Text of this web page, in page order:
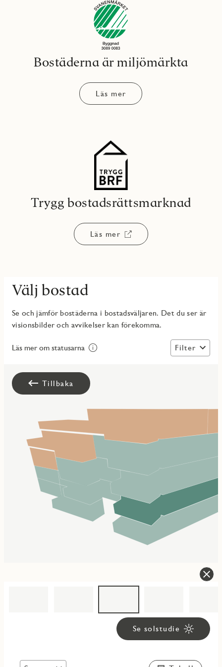
Bostäderna är miljömärkta
Läs mer
Trygg bostadsrättsmarknad
Läs mer
Välj bostad
Se och jämför bostäderna i bostadsväljaren. Det du ser är
visionsbilder och avvikelser kan förekomma.
Läs mer om statusarna Filter
Tillbaka
Se solstudie